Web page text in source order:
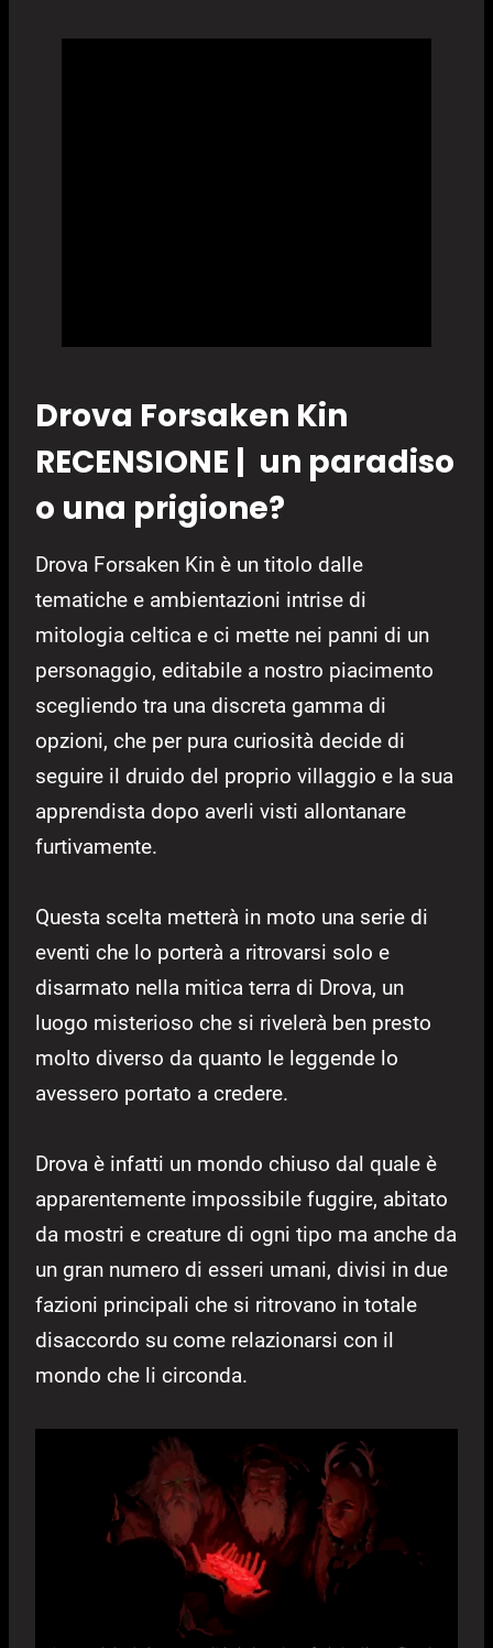
Drova Forsaken Kin
RECENSIONE | un paradiso
o una prigione?
Drova Forsaken Kin è un titolo dalle
tematiche e ambientazioni intrise di
mitologia celtica e ci mette nei panni di un
personaggio, editabile a nostro piacimento
scegliendo tra una discreta gamma di
opzioni, che per pura curiosità decide di
seguire il druido del proprio villaggio e la sua
apprendista dopo averli visti allontanare
furtivamente.
Questa scelta metterà in moto una serie di
eventi che lo porterà a ritrovarsi solo e
disarmato nella mitica terra di Drova, un
luogo misterioso che si rivelerà ben presto
molto diverso da quanto le leggende lo
avessero portato a credere.
Drova è infatti un mondo chiuso dal quale è
apparentemente impossibile fuggire, abitato
da mostri e creature di ogni tipo ma anche da
un gran numero di esseri umani, divisi in due
fazioni principali che si ritrovano in totale
disaccordo su come relazionarsi con il
mondo che li circonda.